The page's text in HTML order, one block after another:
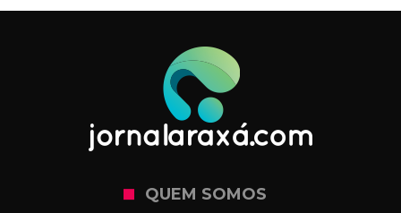
QUEM SOMOS